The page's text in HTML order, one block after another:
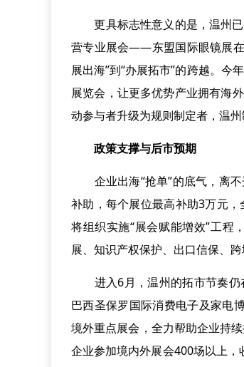
更具标志性意义的是，温州已
营专业展会——东盟国际眼镜展在
展出海”到“办展拓市”的跨越。今
展览会，让更多优势产业拥有海
动参与者升级为规则制定者，温
政策支撑与后市预期
企业出海“抢单”的底气，离不
补助，每个展位最高补助3万元
将组织实施“展会赋能增效”工程
展、知识产权保护、出口信保、跨
进入6月，温州的拓市节奏仍
巴西圣保罗国际消费电子及家电
境外重点展会，全力帮助企业持
企业参加境内外展会400场以上，